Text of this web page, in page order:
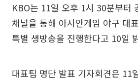
KBO는 11일 오후 1시 30분부터
채널을 통해 아시안게임 야구 대
특별 생방송을 진행한다고 10일
대표팀 명단 발표 기자회견은 11